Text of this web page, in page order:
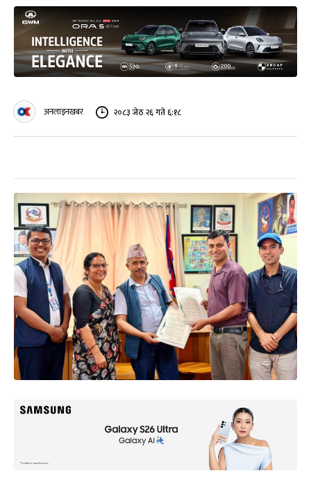
अनलाइनखबर २०८३ जेठ २६ गते ६:१८